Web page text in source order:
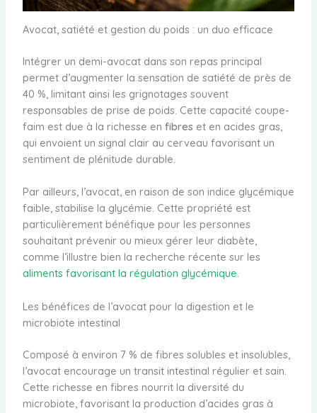
Avocat, satiété et gestion du poids : un duo efficace
Intégrer un demi-avocat dans son repas principal
permet d’augmenter la sensation de satiété de près de
40 %, limitant ainsi les grignotages souvent
responsables de prise de poids. Cette capacité coupe-
faim est due à la richesse en fibres et en acides gras,
qui envoient un signal clair au cerveau favorisant un
sentiment de plénitude durable.
Par ailleurs, l’avocat, en raison de son indice glycémique
faible, stabilise la glycémie. Cette propriété est
particulièrement bénéfique pour les personnes
souhaitant prévenir ou mieux gérer leur diabète,
comme l’illustre bien la recherche récente sur les
aliments favorisant la régulation glycémique.
Les bénéfices de l’avocat pour la digestion et le
microbiote intestinal
Composé à environ 7 % de fibres solubles et insolubles,
l’avocat encourage un transit intestinal régulier et sain.
Cette richesse en fibres nourrit la diversité du
microbiote, favorisant la production d’acides gras à